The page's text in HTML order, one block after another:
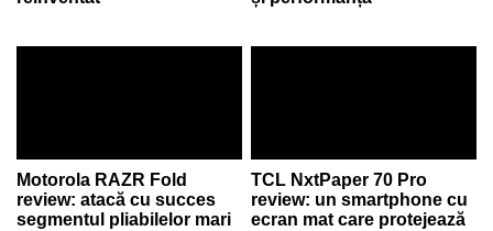
Motorola RAZR Fold
review: atacă cu succes
segmentul pliabilelor mari
TCL NxtPaper 70 Pro
review: un smartphone cu
ecran mat care protejează